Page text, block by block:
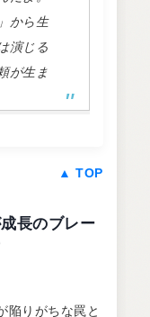
から生
演じる
が生ま
▲ TOP
長のブレー
陥りがちな罠と